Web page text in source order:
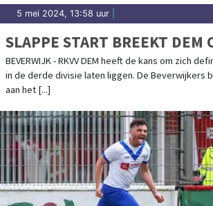
5 mei 2024, 13:58 uur
SLAPPE START BREEKT DEM
BEVERWIJK - RKVV DEM heeft de kans om zich
in de derde divisie laten liggen. De Beverwijkers
aan het [...]